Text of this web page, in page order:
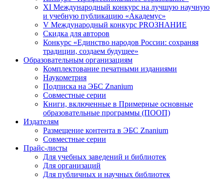
XI Международный конкурс на лучшую научную
и учебную публикацию «Академус»
V Международный конкурс PROЗНАНИЕ
Скидка для авторов
Конкурс «Единство народов России: сохраняя
традиции, создаем будущее»
Образовательным организациям
Комплектование печатными изданиями
Наукометрия
Подписка на ЭБС Znanium
Совместные серии
Книги, включенные в Примерные основные
образовательные программы (ПООП)
Издателям
Размещение контента в ЭБС Znanium
Совместные серии
Прайс-листы
Для учебных заведений и библиотек
Для организаций
Для публичных и научных библиотек